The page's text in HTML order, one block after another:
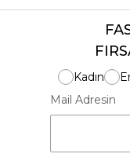
Kadın
Mail Adresin